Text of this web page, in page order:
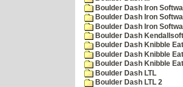
Boulder Dash Iron
Boulder Dash Iron
Boulder Dash Iron
Boulder Dash
Boulder Dash Knibble
Boulder Dash Knibble
Boulder Dash Knibble
Boulder Dash LTL
Boulder Dash LTL 2